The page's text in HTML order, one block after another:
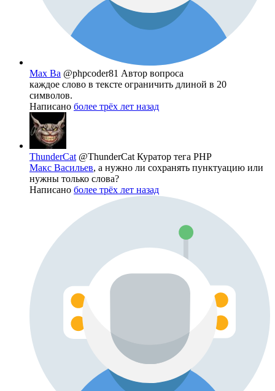
Max Ba @phpcoder81 Автор вопроса
каждое слово в тексте ограничить длиной в 20
символов.
Написано более трёх лет назад
ThunderCat @ThunderCat Куратор тега PHP
Макс Васильев, а нужно ли сохранять пунктуацию или
нужны только слова?
Написано более трёх лет назад